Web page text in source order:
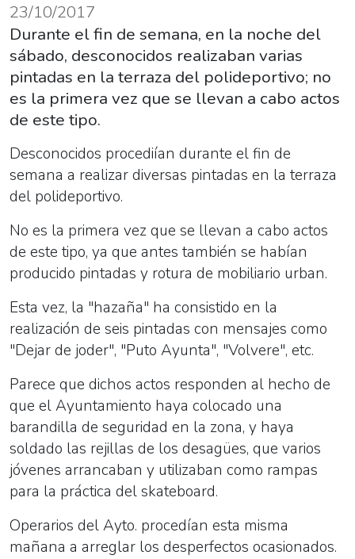
23/10/2017
Durante el fin de semana, en la noche del
sábado, desconocidos realizaban varias
pintadas en la terraza del polideportivo; no
es la primera vez que se llevan a cabo actos
de este tipo.
Desconocidos procediían durante el fin de
semana a realizar diversas pintadas en la terraza
del polideportivo.
No es la primera vez que se llevan a cabo actos
de este tipo, ya que antes también se habían
producido pintadas y rotura de mobiliario urban.
Esta vez, la "hazaña" ha consistido en la
realización de seis pintadas con mensajes como
"Dejar de joder", "Puto Ayunta", "Volvere", etc.
Parece que dichos actos responden al hecho de
que el Ayuntamiento haya colocado una
barandilla de seguridad en la zona, y haya
soldado las rejillas de los desagües, que varios
jóvenes arrancaban y utilizaban como rampas
para la práctica del skateboard.
Operarios del Ayto. procedían esta misma
mañana a arreglar los desperfectos ocasionados.